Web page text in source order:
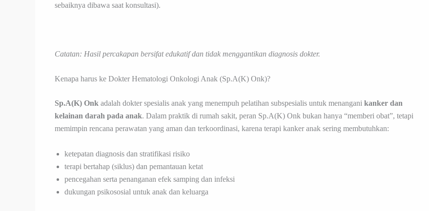
sebaiknya dibawa saat konsultasi).
Catatan: Hasil percakapan bersifat edukatif dan tidak menggantikan diagnosis dokter.
Kenapa harus ke Dokter Hematologi Onkologi Anak (Sp.A(K) Onk)?
Sp.A(K) Onk adalah dokter spesialis anak yang menempuh pelatihan subspesialis untuk menangani kanker dan
kelainan darah pada anak. Dalam praktik di rumah sakit, peran Sp.A(K) Onk bukan hanya “memberi obat”, tetapi
memimpin rencana perawatan yang aman dan terkoordinasi, karena terapi kanker anak sering membutuhkan:
ketepatan diagnosis dan stratifikasi risiko
terapi bertahap (siklus) dan pemantauan ketat
pencegahan serta penanganan efek samping dan infeksi
dukungan psikososial untuk anak dan keluarga